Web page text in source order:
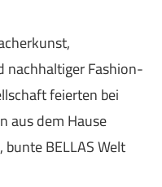
Fashion-
feierten bei
aus dem Hause
bunte BELLAS Welt